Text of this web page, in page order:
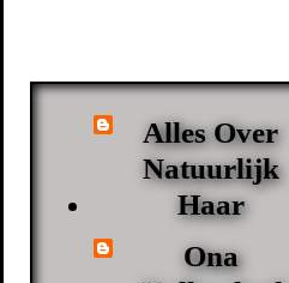
Alles Over
Natuurlijk
Haar
Ona